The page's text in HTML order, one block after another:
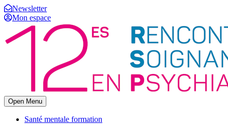
Newsletter
Mon espace
Open Menu
Santé mentale formation